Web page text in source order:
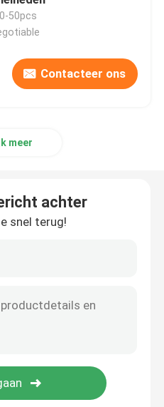
Keramiek
bal
50pcs
Contacteer ons
meer
achter
snel terug!